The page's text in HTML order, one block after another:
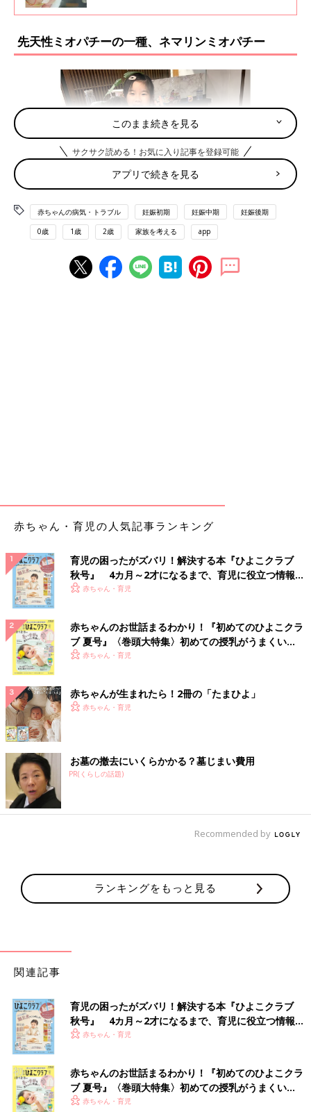
の陽和子（ひなこ）ちゃんは先天性ミオパチー
的ケア児です。第1子の出産から、陽和子ちゃ
んの育児が始まるまでのことについて聞きまし
た。全2回のインタビューの前編です。
先天性ミオパチーの一種、ネマリンミオパチー
ネマリンミオパチーは筋繊維にネマリンという物質があると認め
られるらしいんですが、陽和子の場合は筋生検ができなかったの
で正式には断言できないようです。医師からは『遺伝子検査や症
状などから見てほぼネマリンミオパチーだろう。遺伝子の突然変
異の可能性が高い』と説明を受けました」（瑛子さん）
診断が出るまで、さまざまな病気の可能性の話を聞いては、その
たびに「検索魔になっていた」という瑛子さん。病名を聞いて
「やっぱりそうか」と感じたそうです。
「落ち込みとほっとした気持ちの両方がありながらも、病名を聞
いて覚悟ができた気がします。遺伝子専門の先生からは『先天性
ミオパチーなどの筋疾患の人は、体が動かないぶん脳みそがフル
回転だから頭のいい人が多く、海外では弁護士をしている人もい
るよ。陽和子さんも脳がすごく働いているからきっと賢い子にな
るよ』と説明してくれたのを覚えています」（瑛子さん）
長女になるべく我慢をさせたくない
ばあば・じいじの家へ行くため、人工呼吸器をつけて初めての飛行機搭乗にチャレ
ンジ！
だ手がかかる紗和子ちゃんの子育てと、陽和子ちゃんの医療的ケ
アが重なった生活で、瑛子さんの気がかりは紗和子ちゃんにいろ
んなことを我慢させてしまう場面が多かったことでした。
このまま続きを見る
サクサク読める！お気に入り記事を登録可能
アプリで続きを見る
赤ちゃんの病気・トラブル 妊娠初期 妊娠中期 妊娠後期
0歳 1歳 2歳 家族を考える app
赤ちゃん・育児の人気記事ランキング
育児の困ったがズバリ！解決する本『ひよこクラブ
秋号』 4カ月～2才になるまで、育児に役立つ情報が
いっぱい！
赤ちゃん・育児
赤ちゃんのお世話まるわかり！『初めてのひよこクラ
ブ 夏号』〈巻頭大特集〉初めての授乳がうまくい
く！ おっぱい・ミルクの基本と夏のトラブル 解決テ
赤ちゃん・育児
赤ちゃんが生まれたら！2冊の「たまひよ」
赤ちゃん・育児
お墓の撤去にいくらかかる？墓じまい費用
PR(くらしの話題)
Recommended by
ランキングをもっと見る
関連記事
育児の困ったがズバリ！解決する本『ひよこクラブ
秋号』 4カ月～2才になるまで、育児に役立つ情報が
いっぱい！
赤ちゃん・育児
赤ちゃんのお世話まるわかり！『初めてのひよこクラ
ブ 夏号』〈巻頭大特集〉初めての授乳がうまくい
く！ おっぱい・ミルクの基本と夏のトラブル 解決テ
赤ちゃん・育児